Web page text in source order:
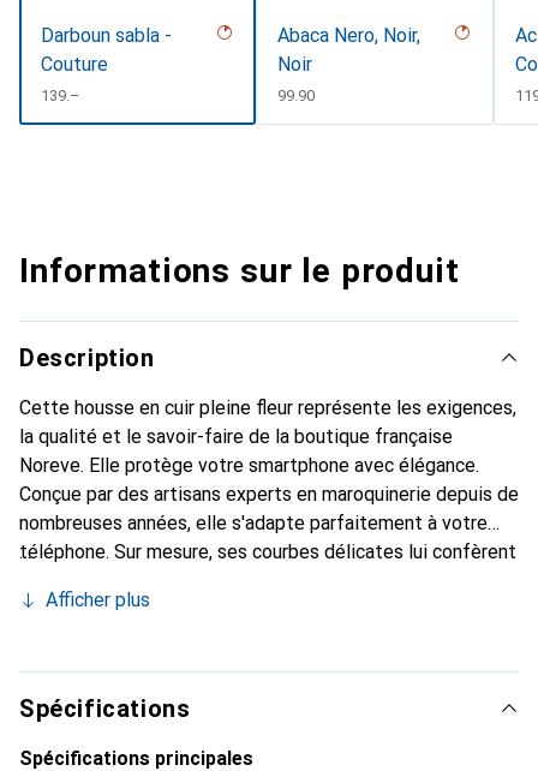
Darboun sabla -
Couture
CHF
139.–
Abaca Nero, Noir,
Noir
CHF
99.90
Informations sur le produit
Description
Cette housse en cuir pleine fleur représente les exigences,
la qualité et le savoir-faire de la boutique française
Noreve. Elle protège votre smartphone avec élégance.
Conçue par des artisans experts en maroquinerie depuis de
nombreuses années, elle s'adapte parfaitement à votre
téléphone. Sur mesure, ses courbes délicates lui confèrent
chic et incontournable pour votre smartphone. Reconnaître
marque Noreve est un choix sûr pour une clientèle
exigeante.
Afficher plus
Spécifications
Spécifications principales